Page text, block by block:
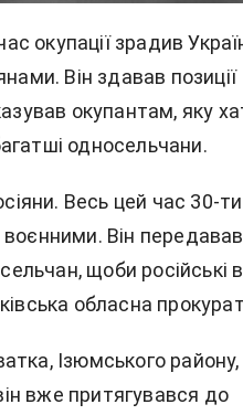
окупації зрадив
Він здавав позиції
окупантам, яку
односельчани.
Весь цей час 30-
воєнними. Він передавав
щоби російські
обласна
Ізюмського району,
вже притягувався до